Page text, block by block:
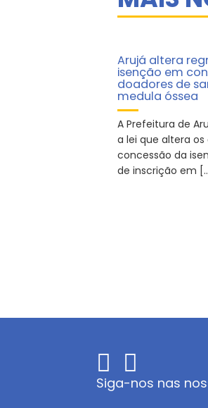
Arujá altera
isenção em
doadores de
medula óssea
A Prefeitura de
a lei que altera
concessão da
de inscrição em
Siga-nos nas